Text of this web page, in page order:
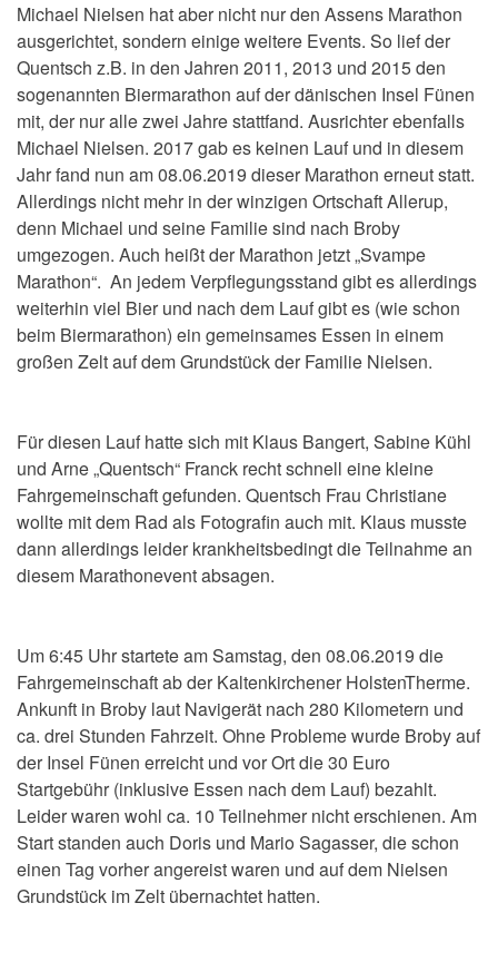
Michael Nielsen hat aber nicht nur den Assens Marathon
ausgerichtet, sondern einige weitere Events. So lief der
Quentsch z.B. in den Jahren 2011, 2013 und 2015 den
sogenannten Biermarathon auf der dänischen Insel Fünen
mit, der nur alle zwei Jahre stattfand. Ausrichter ebenfalls
Michael Nielsen. 2017 gab es keinen Lauf und in diesem
Jahr fand nun am 08.06.2019 dieser Marathon erneut statt.
Allerdings nicht mehr in der winzigen Ortschaft Allerup,
denn Michael und seine Familie sind nach Broby
umgezogen. Auch heißt der Marathon jetzt „Svampe
Marathon“. An jedem Verpflegungsstand gibt es allerdings
weiterhin viel Bier und nach dem Lauf gibt es (wie schon
beim Biermarathon) ein gemeinsames Essen in einem
großen Zelt auf dem Grundstück der Familie Nielsen.
Für diesen Lauf hatte sich mit Klaus Bangert, Sabine Kühl
und Arne „Quentsch“ Franck recht schnell eine kleine
Fahrgemeinschaft gefunden. Quentsch Frau Christiane
wollte mit dem Rad als Fotografin auch mit. Klaus musste
dann allerdings leider krankheitsbedingt die Teilnahme an
diesem Marathonevent absagen.
Um 6:45 Uhr startete am Samstag, den 08.06.2019 die
Fahrgemeinschaft ab der Kaltenkirchener HolstenTherme.
Ankunft in Broby laut Navigerät nach 280 Kilometern und
ca. drei Stunden Fahrzeit. Ohne Probleme wurde Broby auf
der Insel Fünen erreicht und vor Ort die 30 Euro
Startgebühr (inklusive Essen nach dem Lauf) bezahlt.
Leider waren wohl ca. 10 Teilnehmer nicht erschienen. Am
Start standen auch Doris und Mario Sagasser, die schon
einen Tag vorher angereist waren und auf dem Nielsen
Grundstück im Zelt übernachtet hatten.